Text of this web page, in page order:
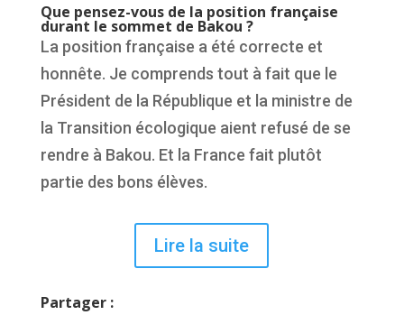
Que pensez-vous de la position française
durant le sommet de Bakou ?
La position française a été correcte et
honnête. Je comprends tout à fait que le
Président de la République et la ministre de
la Transition écologique aient refusé de se
rendre à Bakou. Et la France fait plutôt
partie des bons élèves.
Lire la suite
Partager :